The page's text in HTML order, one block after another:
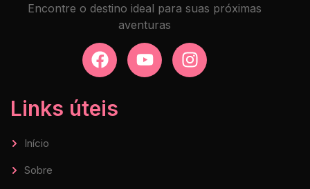
Encontre o destino ideal para suas próximas
aventuras
Links úteis
Início
Sobre